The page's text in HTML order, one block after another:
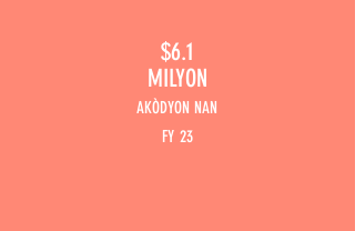
$6.1
MILYON
AKÒDYON NAN
FY 23